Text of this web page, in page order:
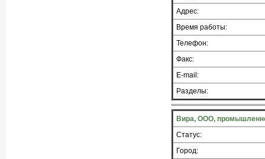
Адрес:
Время работы:
Телефон:
Факс:
E-mail:
Разделы:
Вира, ООО,
Статус:
Город: